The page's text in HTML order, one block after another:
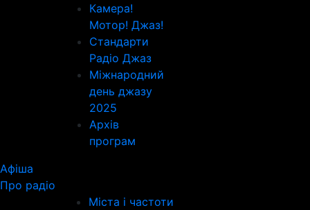
Камера!
Мотор! Джаз!
Стандарти
Радіо Джаз
Міжнародний
день джазу
2025
Архів
програм
Афіша
Про радіо
Міста і частоти